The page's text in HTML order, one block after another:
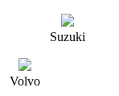
Suzuki
Volvo